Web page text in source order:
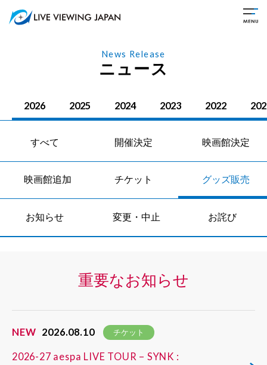
News Release
ニュース
2026 2025 2024 2023 2022
すべて 開催決定 映画館決定
映画館追加 チケット グッズ販売
お知らせ 変更・中止 お詫び
重要なお知らせ
NEW 2026.08.10 チケット
2026-27 aespa LIVE TOUR – SYNK :